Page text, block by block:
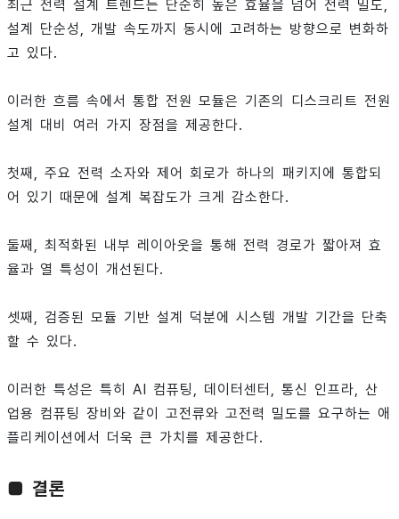
최근 전력 설계 트렌드는 단순히 높은 효율을 넘어 전력 밀도,
설계 단순성, 개발 속도까지 동시에 고려하는 방향으로 변화하
고 있다.
이러한 흐름 속에서 통합 전원 모듈은 기존의 디스크리트 전원
설계 대비 여러 가지 장점을 제공한다.
첫째, 주요 전력 소자와 제어 회로가 하나의 패키지에 통합되
어 있기 때문에 설계 복잡도가 크게 감소한다.
둘째, 최적화된 내부 레이아웃을 통해 전력 경로가 짧아져 효
율과 열 특성이 개선된다.
셋째, 검증된 모듈 기반 설계 덕분에 시스템 개발 기간을 단축
할 수 있다.
이러한 특성은 특히 AI 컴퓨팅, 데이터센터, 통신 인프라, 산
업용 컴퓨팅 장비와 같이 고전류와 고전력 밀도를 요구하는 애
플리케이션에서 더욱 큰 가치를 제공한다.
■ 결론